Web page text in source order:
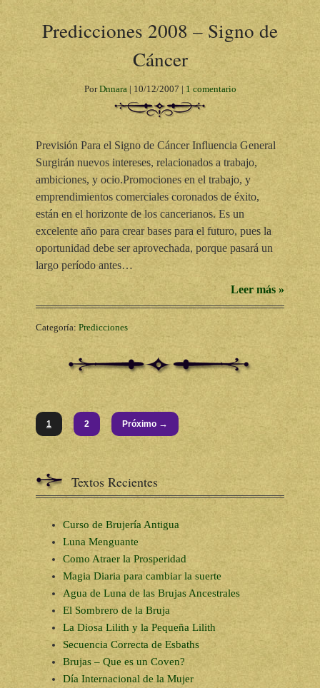
Predicciones 2008 – Signo de
Cáncer
PorDnnara| 10/12/2007 | 1 comentario
Previsión Para el Signo de Cáncer Influencia General
Surgirán nuevos intereses, relacionados a trabajo,
ambiciones, y ocio.Promociones en el trabajo, y
emprendimientos comerciales coronados de éxito,
están en el horizonte de los cancerianos. Es un
excelente año para crear bases para el futuro, pues la
oportunidad debe ser aprovechada, porque pasará un
largo período antes…
Leer más »
Categoría: Predicciones
1 2 Próximo →
Textos Recientes
Curso de Brujería Antigua
Luna Menguante
Como Atraer la Prosperidad
Magia Diaria para cambiar la suerte
Agua de Luna de las Brujas Ancestrales
El Sombrero de la Bruja
La Diosa Lilith y la Pequeña Lilith
Secuencia Correcta de Esbaths
Brujas – Que es un Coven?
Día Internacional de la Mujer